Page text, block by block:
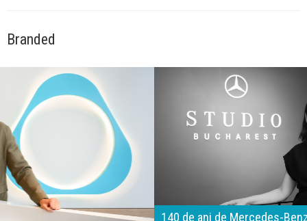
Branded
140 de ani de Mercedes-Benz. Ramona Pîrlog: Cel mai